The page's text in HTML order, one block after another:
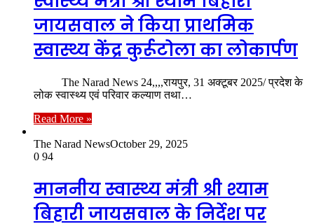
जायसवाल ने किया प्राथमिक
स्वास्थ्य केंद्र कुर्रूटोला का लोकार्पण
The Narad News 24,,,,रायपुर, 31 अक्टूबर 2025/ प्रदेश के
लोक स्वास्थ्य एवं परिवार कल्याण तथा…
Read More »
The Narad NewsOctober 29, 2025
0 94
माननीय स्वास्थ्य मंत्री श्री श्याम
बिहारी जायसवाल के निर्देश पर